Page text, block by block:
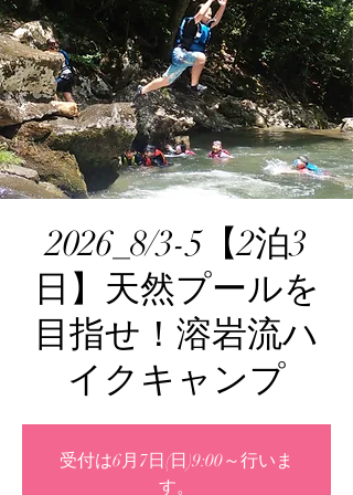
2026_8/3-5【2泊3
日】天然プールを
目指せ！溶岩流ハ
イクキャンプ
受付は6月7日(日)9:00～行いま
す。